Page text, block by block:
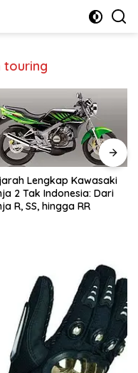
touring
Lengkap Kawasaki
2 Tak Indonesia: Dari
R, SS, hingga RR